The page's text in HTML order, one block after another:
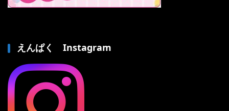
えんぱく Instagram